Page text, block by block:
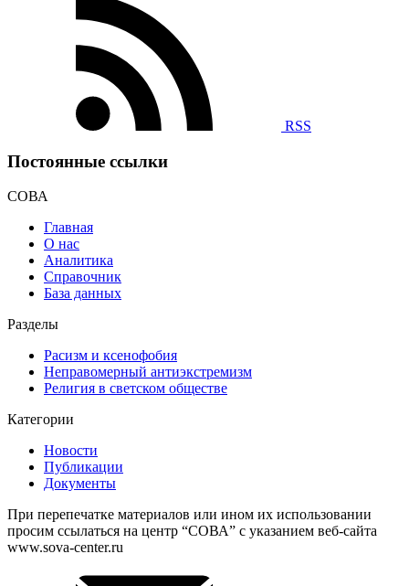
RSS
Постоянные ссылки
СОВА
Главная
О нас
Аналитика
Справочник
База данных
Разделы
Расизм и ксенофобия
Неправомерный антиэкстремизм
Религия в светском обществе
Категории
Новости
Публикации
Документы
При перепечатке материалов или ином их использовании
просим ссылаться на центр “СОВА” с указанием веб-сайта
www.sova-center.ru